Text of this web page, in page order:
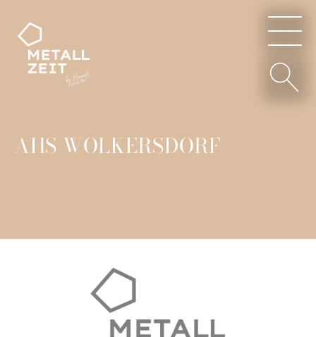
AHS WOLKERSDORF